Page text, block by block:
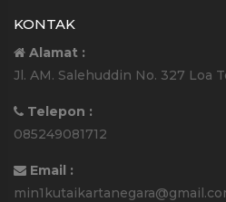
KONTAK
Alamat :
Jl. AM. Salehuddin No. 327 Loa
Telepon :
085249081712
Email :